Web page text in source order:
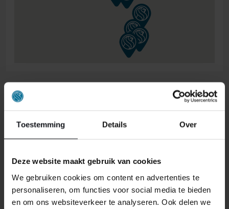
Toestemming Details Over
Deze website maakt gebruik van cookies
We gebruiken cookies om content en advertenties te
personaliseren, om functies voor social media te bieden
en om ons websiteverkeer te analyseren. Ook delen we
ONS RETOURBELEID
Gepersonaliseerde artikelen zoals
boxspringsets vallen NIET onder de retour
regels en kunnen niet door ons retour
worden genomen.